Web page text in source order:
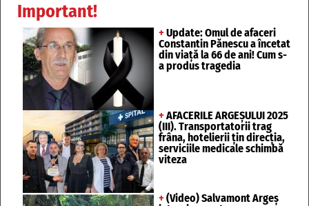
Important!
+ Update: Omul de afaceri
Constantin Pănescu a încetat
din viață la 66 de ani! Cum s-
a produs tragedia
+ AFACERILE ARGEȘULUI 2025
(III). Transportatorii trag
frâna, hotelierii țin direcția,
serviciile medicale schimbă
viteza
+ (Video) Salvamont Argeș